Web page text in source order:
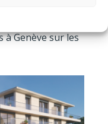
Genève sur les